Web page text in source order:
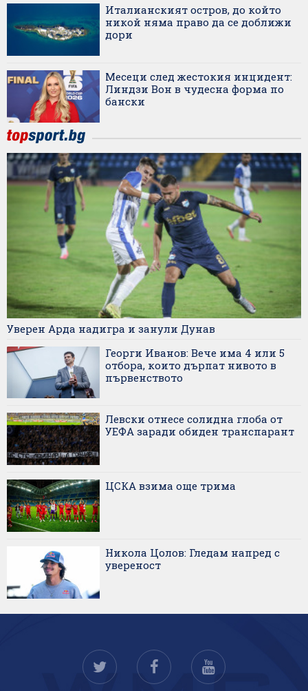
Италианският остров, до който
никой няма право да се доближи
дори
Месеци след жестокия инцидент:
Линдзи Вон в чудесна форма по
бански
Уверен Арда надигра и занули Дунав
Георги Иванов: Вече има 4 или 5
отбора, които дърпат нивото в
първенството
Левски отнесе солидна глоба от
УЕФА заради обиден транспарант
ЦСКА взима още трима
Никола Цолов: Гледам напред с
увереност